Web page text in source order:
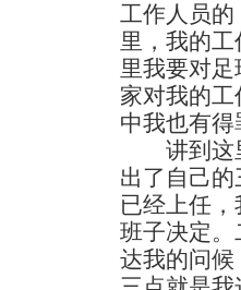
工作人员的
里，我的
里我要对
家对我的
中我也有得
讲到这里
出了自己
已经上任
班子决定
达我的问